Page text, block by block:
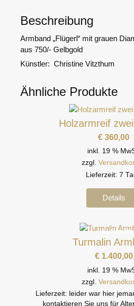
Beschreibung
Armband „Flügerl“ mit grauen
aus 750/- Gelbgold
Künstler: Christine Vitzthum
Ähnliche Produkte
Holzarmreif
€ 360,00
inkl. 19 %
zzgl.
Lieferzeit: 7
Details
auf
Turmalin
€1.400,00
inkl. 19 %
zzgl.
Lieferzeit: leider war hier
kontaktieren Sie uns für